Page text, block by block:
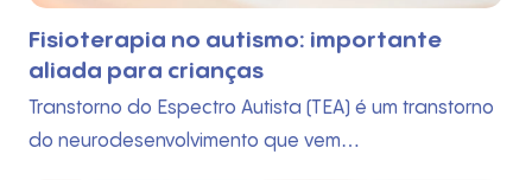
Fisioterapia no autismo: importante
aliada para crianças
Transtorno do Espectro Autista (TEA) é um transtorno
do neurodesenvolvimento que vem…